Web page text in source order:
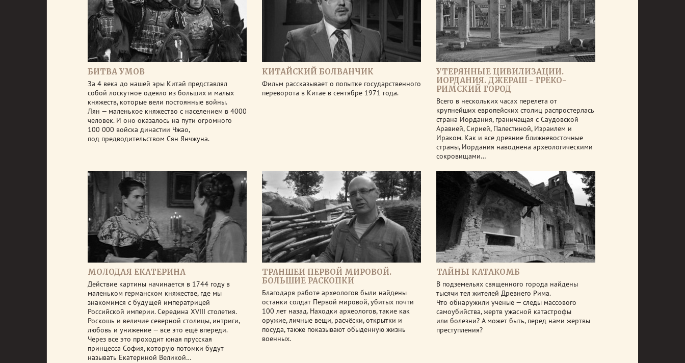
БИТВА УМОВ
За 4 века до нашей эры Китай представлял
собой лоскутное одеяло из больших и малых
княжеств, которые вели постоянные войны.
Лян — маленькое княжество с населением в 4000
человек. И оно оказалось на пути огромного
100 000 войска династии Чжао,
под предводительством Сян Янчжуна.
КИТАЙСКИЙ БОЛВАНЧИК
Фильм рассказывает о попытке государственного
переворота в Китае в сентябре 1971 года.
УТЕРЯННЫЕ ЦИВИЛИЗАЦИИ.
ИОРДАНИЯ. ДЖЕРАШ - ГРЕКО-
РИМСКИЙ ГОРОД
Всего в нескольких часах перелета от
крупнейших европейских столиц распростерлась
страна Иордания, граничащая с Саудовской
Аравией, Сирией, Палестиной, Израилем и
Ираком. Как и все древние ближневосточные
страны, Иордания наводнена археологическими
сокровищами…
МОЛОДАЯ ЕКАТЕРИНА
Действие картины начинается в 1744 году в
маленьком германском княжестве, где мы
знакомимся с будущей императрицей
Российской империи. Середина XVIII столетия.
Роскошь и величие северной столицы, интриги,
любовь и унижение — все это ещё впереди.
Через все это проходит юная прусская
принцесса София, которую потомки будут
называть Екатериной Великой…
ТРАНШЕИ ПЕРВОЙ МИРОВОЙ.
БОЛЬШИЕ РАСКОПКИ
Благодаря работе археологов были найдены
останки солдат Первой мировой, убитых почти
100 лет назад. Находки археологов, такие как
оружие, личные вещи, расчёски, открытки и
посуда, также показывают обыденную жизнь
военных.
ТАЙНЫ КАТАКОМБ
В подземельях священного города найдены
тысячи тел жителей Древнего Рима.
Что обнаружили ученые — следы массового
самоубийства, жертв ужасной катастрофы
или болезни? А может быть, перед нами жертвы
преступления?